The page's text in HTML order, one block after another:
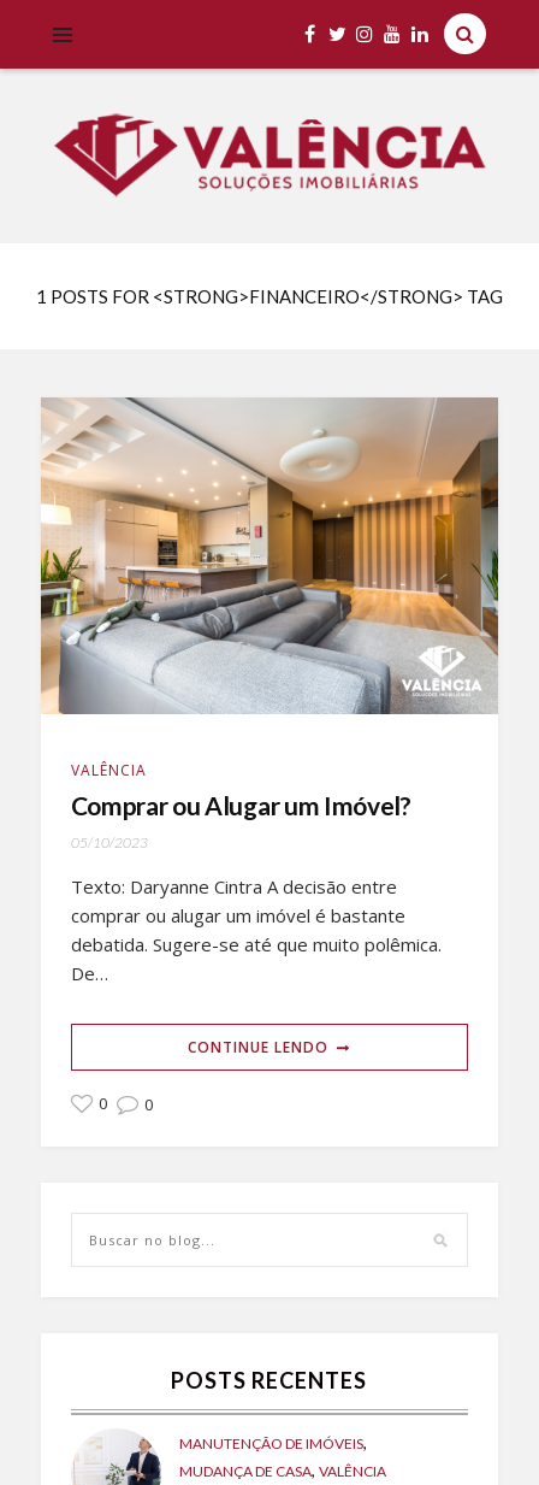
1 POSTS FOR <STRONG>FINANCEIRO</STRONG> TAG
VALÊNCIA
Comprar ou Alugar um Imóvel?
05/10/2023
Texto: Daryanne Cintra A decisão entre
comprar ou alugar um imóvel é bastante
debatida. Sugere-se até que muito polêmica.
De…
CONTINUE LENDO
0 0
POSTS RECENTES
MANUTENÇÃO DE IMÓVEIS,
MUDANÇA DE CASA, VALÊNCIA